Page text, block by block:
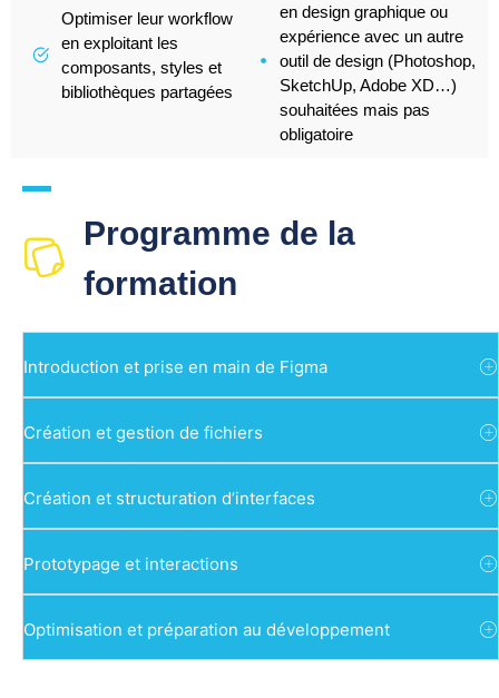
Optimiser leur workflow
en exploitant les
composants, styles et
bibliothèques partagées
en design graphique ou
expérience avec un autre
outil de design (Photoshop,
SketchUp, Adobe XD…)
souhaitées mais pas
obligatoire
Programme de la
formation
Introduction et prise en main de Figma
Création et gestion de fichiers
Création et structuration d’interfaces
Prototypage et interactions
Optimisation et préparation au développement